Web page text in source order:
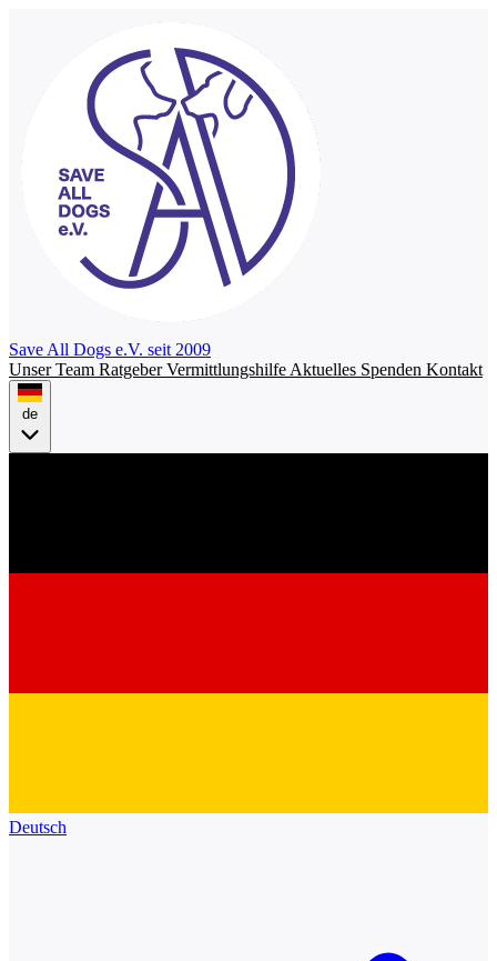
Save All Dogs e.V. seit 2009
Unser Team RatgeberVermittlungshilfe Aktuelles Spenden Kontakt
de
Deutsch